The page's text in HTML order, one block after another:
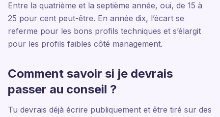
Entre la quatrième et la septième année, oui, de 15 à
25 pour cent peut-être. En année dix, l’écart se
referme pour les bons profils techniques et s’élargit
pour les profils faibles côté management.
Comment savoir si je devrais
passer au conseil ?
Tu devrais déjà écrire publiquement et être tiré sur des